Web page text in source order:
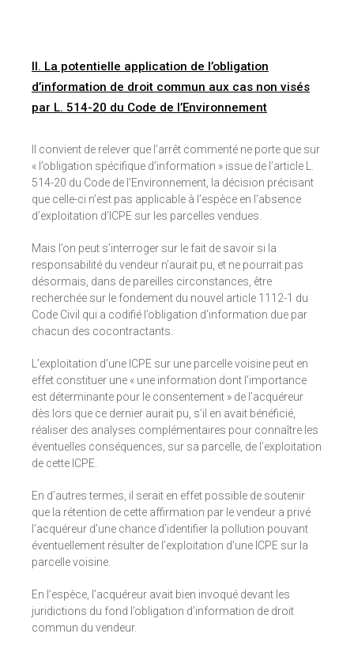
II. La potentielle application de l’obligation
d’information de droit commun aux cas non visés
par L. 514-20 du Code de l’Environnement
Il convient de relever que l’arrêt commenté ne porte que sur
« l’obligation spécifique d’information » issue de l’article L.
514-20 du Code de l’Environnement, la décision précisant
que celle-ci n’est pas applicable à l’espèce en l’absence
d’exploitation d’ICPE sur les parcelles vendues.
Mais l’on peut s’interroger sur le fait de savoir si la
responsabilité du vendeur n’aurait pu, et ne pourrait pas
désormais, dans de pareilles circonstances, être
recherchée sur le fondement du nouvel article 1112-1 du
Code Civil qui a codifié l’obligation d’information due par
chacun des cocontractants.
L’exploitation d’une ICPE sur une parcelle voisine peut en
effet constituer une « une information dont l’importance
est déterminante pour le consentement » de l’acquéreur
dès lors que ce dernier aurait pu, s’il en avait bénéficié,
réaliser des analyses complémentaires pour connaître les
éventuelles conséquences, sur sa parcelle, de l’exploitation
de cette ICPE.
En d’autres termes, il serait en effet possible de soutenir
que la rétention de cette affirmation par le vendeur a privé
l’acquéreur d’une chance d’identifier la pollution pouvant
éventuellement résulter de l’exploitation d’une ICPE sur la
parcelle voisine.
En l’espèce, l’acquéreur avait bien invoqué devant les
juridictions du fond l’obligation d’information de droit
commun du vendeur.